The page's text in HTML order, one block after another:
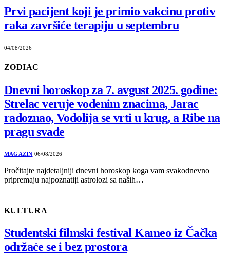
Prvi pacijent koji je primio vakcinu protiv
raka završiće terapiju u septembru
04/08/2026
ZODIAC
Dnevni horoskop za 7. avgust 2025. godine:
Strelac veruje vodenim znacima, Jarac
radoznao, Vodolija se vrti u krug, a Ribe na
pragu svađe
MAGAZIN 06/08/2026
Pročitajte najdetaljniji dnevni horoskop koga vam svakodnevno
pripremaju najpoznatiji astrolozi sa naših…
KULTURA
Studentski filmski festival Kameo iz Čačka
održaće se i bez prostora